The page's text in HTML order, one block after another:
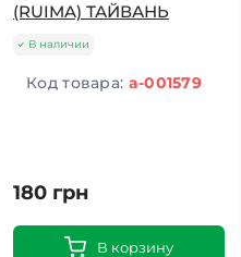
(RUIMA) ТАЙВАНЬ
В наличии
Код товара: a-001579
180 грн
В корзину